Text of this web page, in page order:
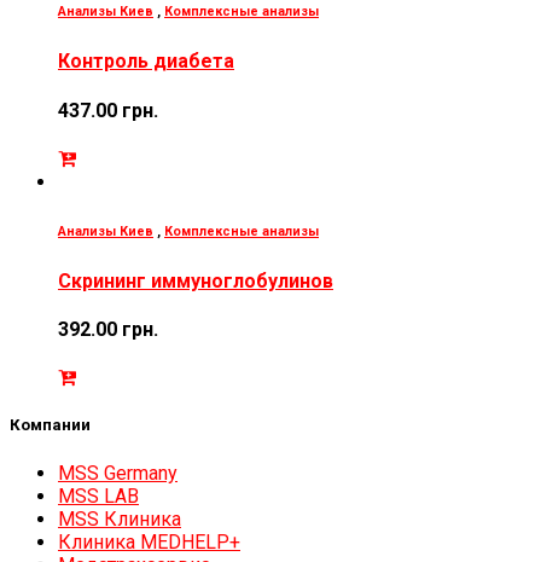
Анализы Киев , Комплексные анализы
Контроль диабета
437.00 грн.
Анализы Киев , Комплексные анализы
Скрининг иммуноглобулинов
392.00 грн.
Компании
MSS Germany
MSS LAB
MSS Клиника
Клиника MEDHELP+